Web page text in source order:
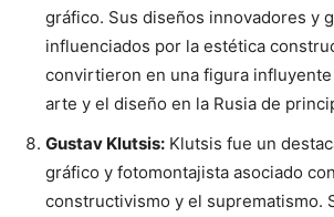
gráfico. Sus diseños innovadores y
influenciados por la estética
convirtieron en una figura
arte y el diseño en la Rusia de
Gustav Klutsis: Klutsis fue un
gráfico y fotomontajista asociado
constructivismo y el suprematismo.